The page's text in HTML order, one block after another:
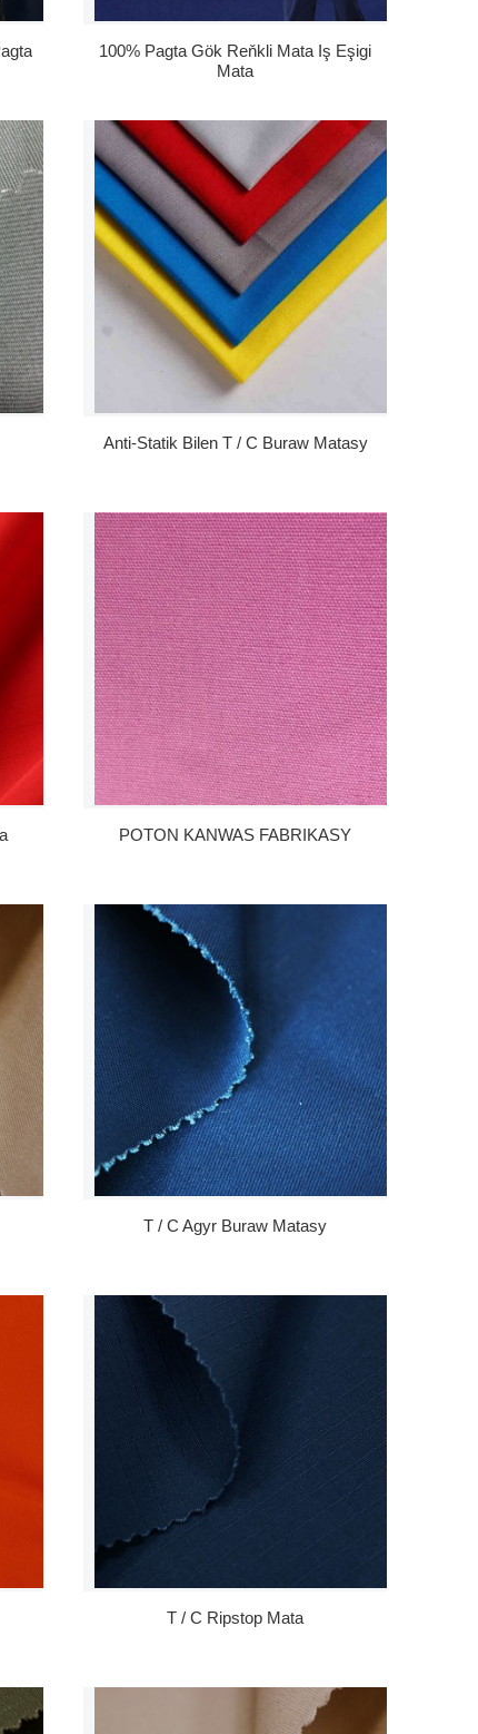
100% Pagta Gök Reňkli Mata Iş Eşigi
Mata
Anti-Statik Bilen T / C Buraw Matasy
POTON KANWAS FABRIKASY
T / C Agyr Buraw Matasy
T / C Ripstop Mata